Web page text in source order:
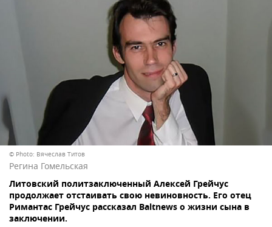
© Photo: Вячеслав Титов
Регина Гомельская
Литовский политзаключенный Алексей Грейчус
продолжает отстаивать свою невиновность. Его отец
Римантас Грейчус рассказал Baltnews о жизни сына в
заключении.